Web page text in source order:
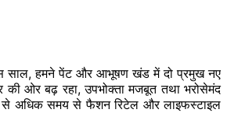
इस साल, हमने पेंट और आभूषण खंड में दो प्रमुख नए
की ओरबढ़ रहा, उपभोक्ता मजबूत तथा भरोसेमंद
अधिक समय से फैशन रिटेल और लाइफस्टाइल